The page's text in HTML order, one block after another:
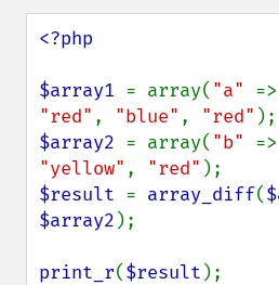
<?php
$array1 = array( "a" =>
"red" , "blue" , "red"
$array2 = array( "b" =>
"yellow" , "red"
$result = array_diff(
$array2 );
print_r($result );